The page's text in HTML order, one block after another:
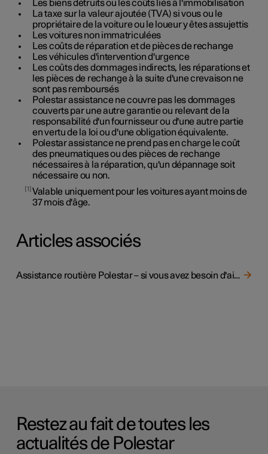
Les biens détruits ou les coûts liés à l'immobilisation
La taxe sur la valeur ajoutée (TVA) si vous ou le
propriétaire de la voiture ou le loueur y êtes assujettis
Les voitures non immatriculées
Les coûts de réparation et de pièces de rechange
Les véhicules d'intervention d'urgence
Les coûts des dommages indirects, les réparations et
les pièces de rechange à la suite d'une crevaison ne
sont pas remboursés
Polestar assistance ne couvre pas les dommages
couverts par une autre garantie ou relevant de la
responsabilité d'un fournisseur ou d'une autre partie
en vertu de la loi ou d'une obligation équivalente.
Polestar assistance ne prend pas en charge le coût
des pneumatiques ou des pièces de rechange
nécessaires à la réparation, qu'un dépannage soit
nécessaire ou non.
1 Valable uniquement pour les voitures ayant moins de
37mois d'âge.
Articles associés
Assistance routière Polestar – si vous avez besoin d'aide sur la route
Restez au fait de toutes les
actualités de Polestar